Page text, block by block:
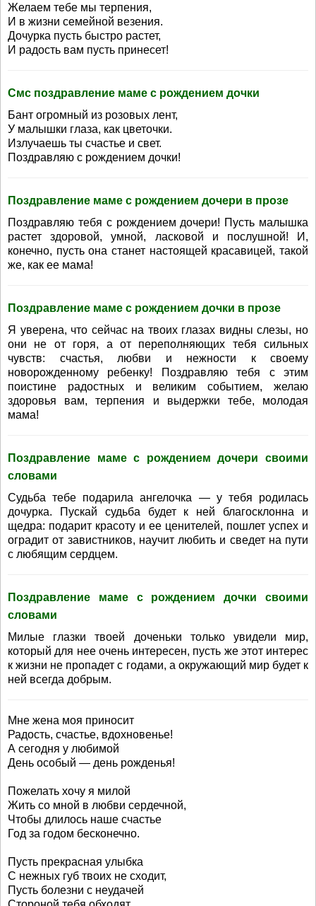
Желаем тебе мы терпения,
И в жизни семейной везения.
Дочурка пусть быстро растет,
И радость вам пусть принесет!
Смс поздравление маме с рождением дочки
Бант огромный из розовых лент,
У малышки глаза, как цветочки.
Излучаешь ты счастье и свет.
Поздравляю с рождением дочки!
Поздравление маме с рождением дочери в прозе
Поздравляю тебя с рождением дочери! Пусть малышка
растет здоровой, умной, ласковой и послушной! И,
конечно, пусть она станет настоящей красавицей, такой
же, как ее мама!
Поздравление маме с рождением дочки в прозе
Я уверена, что сейчас на твоих глазах видны слезы, но
они не от горя, а от переполняющих тебя сильных
чувств: счастья, любви и нежности к своему
новорожденному ребенку! Поздравляю тебя с этим
поистине радостных и великим событием, желаю
здоровья вам, терпения и выдержки тебе, молодая
мама!
Поздравление маме с рождением дочери своими
словами
Судьба тебе подарила ангелочка — у тебя родилась
дочурка. Пускай судьба будет к ней благосклонна и
щедра: подарит красоту и ее ценителей, пошлет успех и
оградит от завистников, научит любить и сведет на пути
с любящим сердцем.
Поздравление маме с рождением дочки своими
словами
Милые глазки твоей доченьки только увидели мир,
который для нее очень интересен, пусть же этот интерес
к жизни не пропадет с годами, а окружающий мир будет к
ней всегда добрым.
Мне жена моя приносит
Радость, счастье, вдохновенье!
А сегодня у любимой
День особый — день рожденья!
Пожелать хочу я милой
Жить со мной в любви сердечной,
Чтобы длилось наше счастье
Год за годом бесконечно.
Пусть прекрасная улыбка
С нежных губ твоих не сходит,
Пусть болезни с неудачей